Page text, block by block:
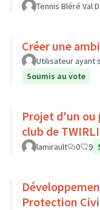
Tennis Bléré Val
Créer une
Utilisateur ayant
Soumis au vote
Projet d'un ou
club de
lamirault 0 9
Protection